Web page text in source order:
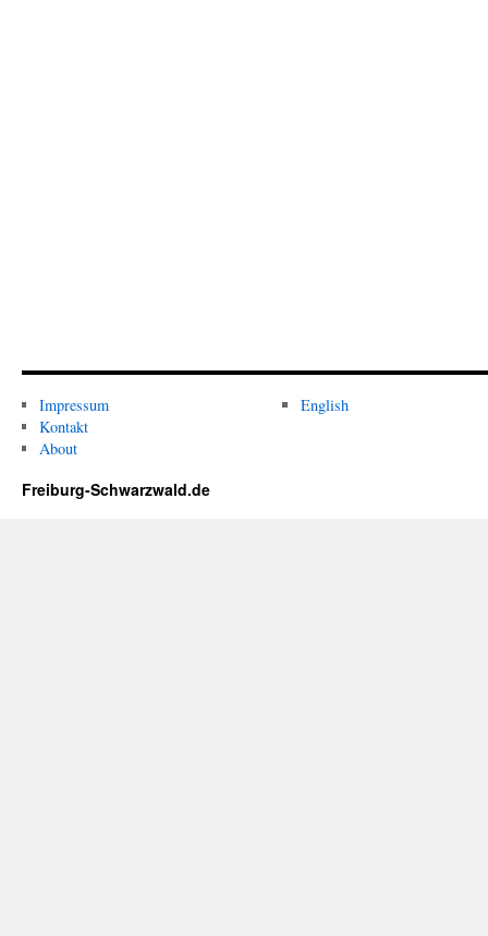
Impressum
Kontakt
About
English
Freiburg-Schwarzwald.de